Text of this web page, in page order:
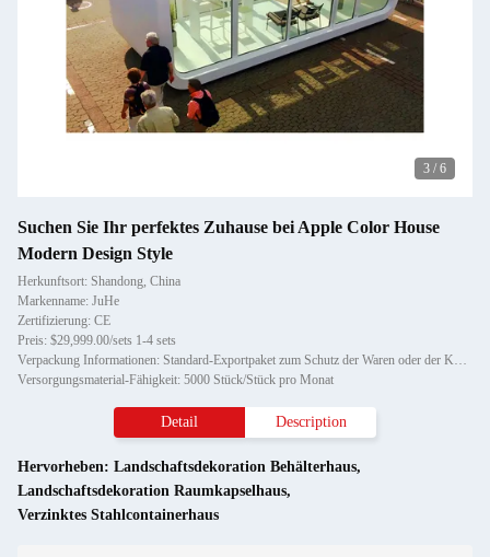
3 / 6
Suchen Sie Ihr perfektes Zuhause bei Apple Color House
Modern Design Style
Herkunftsort: Shandong, China
Markenname: JuHe
Zertifizierung: CE
Preis: $29,999.00/sets 1-4 sets
Verpackung Informationen: Standard-Exportpaket zum Schutz der Waren oder der Kundenanforderungen
Versorgungsmaterial-Fähigkeit: 5000 Stück/Stück pro Monat
Detail Description
Hervorheben: Landschaftsdekoration Behälterhaus,
Landschaftsdekoration Raumkapselhaus,
Verzinktes Stahlcontainerhaus